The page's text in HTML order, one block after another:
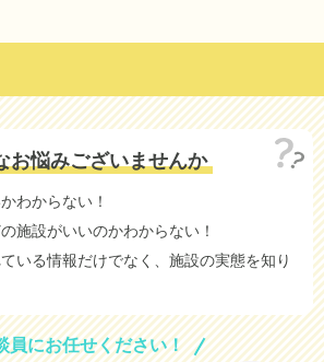
お悩みございませんか
わからない！
施設がいいのかわからない！
いる情報だけでなく、施設の実態を知り
員にお任せください！